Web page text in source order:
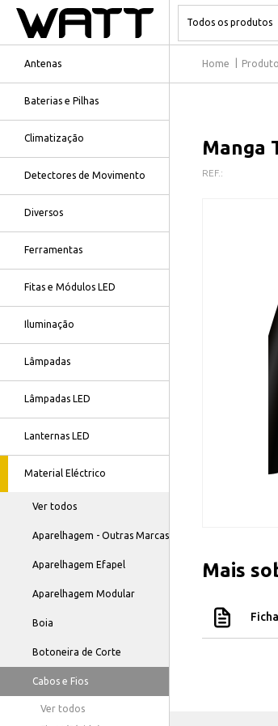
Antenas
Baterias e Pilhas
Climatização
Detectores de Movimento
Diversos
Ferramentas
Fitas e Módulos LED
Iluminação
Lâmpadas
Lâmpadas LED
Lanternas LED
Material Eléctrico
Ver todos
Aparelhagem - Outras Marcas
Aparelhagem Efapel
Aparelhagem Modular
Boia
Botoneira de Corte
Cabos e Fios
Ver todos
Home
Manga
REF.:
Mais